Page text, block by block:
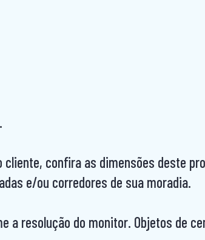
confira as dimensões deste
e/ou corredores de sua moradia.
a resolução do monitor. Objetos de